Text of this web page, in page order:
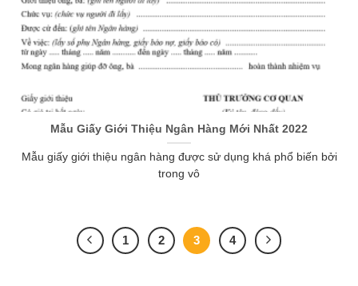
Mẫu Giấy Giới Thiệu Ngân Hàng Mới Nhất 2022
Mẫu giấy giới thiệu ngân hàng được sử dụng khá phổ biến bởi
trong vô
1 2 3 4